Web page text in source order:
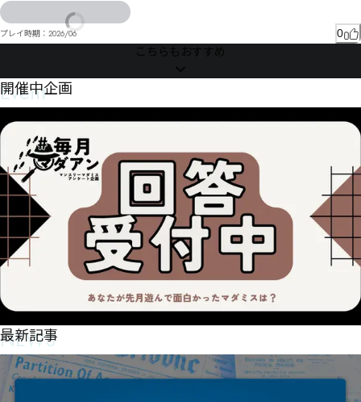
漉踽񂊖
プレイ時期： 2026/06 0
こちらもおすすめ
Event
開催中企画
NEWS
最新記事